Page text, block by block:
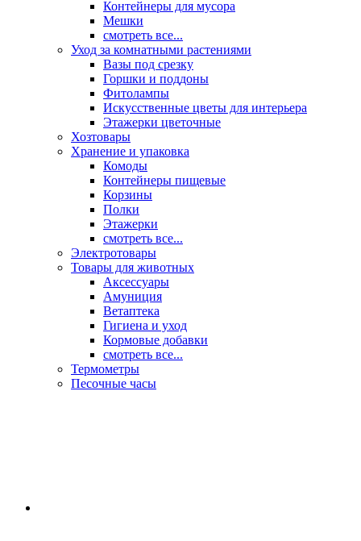
Контейнеры для мусора
Мешки
смотреть все...
Уход за комнатными растениями
Вазы под срезку
Горшки и поддоны
Фитолампы
Искусственные цветы для интерьера
Этажерки цветочные
Хозтовары
Хранение и упаковка
Комоды
Контейнеры пищевые
Корзины
Полки
Этажерки
смотреть все...
Электротовары
Товары для животных
Аксессуары
Амуниция
Ветаптека
Гигиена и уход
Кормовые добавки
смотреть все...
Термометры
Песочные часы